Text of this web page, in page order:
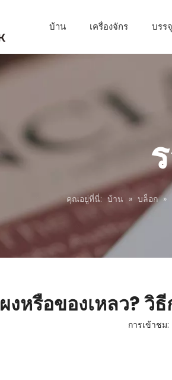
บ้าน เครื่องจักร บรร
คุณอยู่ที่นี่: บ้าน » บล็อก »
ผงหรือของเหลว? วิ
การเข้าชม: